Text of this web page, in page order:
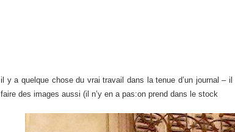
il y a quelque chose du vrai travail dans la tenue d’un journal –
faire des images aussi (il n’y en a pas:on prend dans le stock